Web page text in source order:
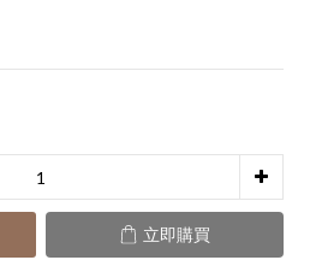
立即購買